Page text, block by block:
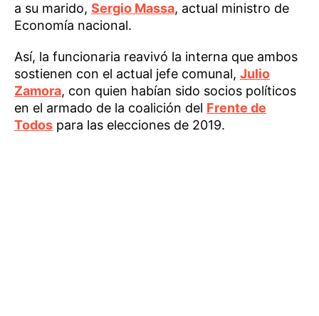
a su marido, Sergio Massa, actual ministro de
Economía nacional.
Así, la funcionaria reavivó la interna que ambos
sostienen con el actual jefe comunal, Julio
Zamora, con quien habían sido socios políticos
en el armado de la coalición del Frente de
Todos para las elecciones de 2019.